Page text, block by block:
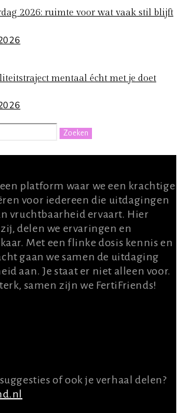
2026: ruimte voor wat vaak stil blijft
mentaal écht met je doet
platform waar we een krachtige
voor iedereen die uitdagingen
vruchtbaarheid ervaart. Hier
delen we ervaringen en
Met een flinke dosis kennis en
gaan we samen de uitdaging
aan. Je staat er niet alleen voor.
samen zijn we FertiFriends!
of ook je verhaal delen?